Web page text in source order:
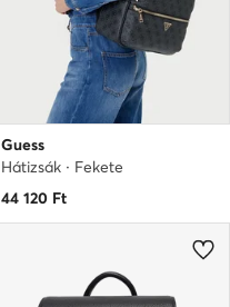
Guess
Hátizsák · Fekete
44 120 Ft